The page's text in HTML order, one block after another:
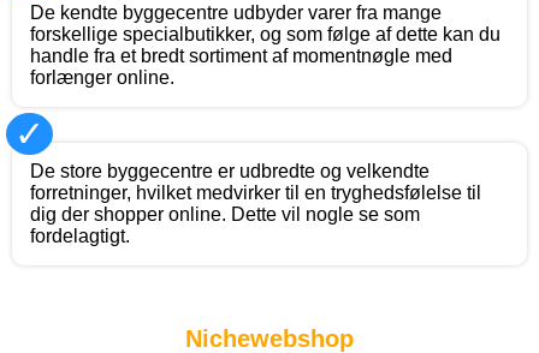
De kendte byggecentre udbyder varer fra mange
forskellige specialbutikker, og som følge af dette kan du
handle fra et bredt sortiment af momentnøgle med
forlænger online.
✓
De store byggecentre er udbredte og velkendte
forretninger, hvilket medvirker til en tryghedsfølelse til
dig der shopper online. Dette vil nogle se som
fordelagtigt.
Nichewebshop